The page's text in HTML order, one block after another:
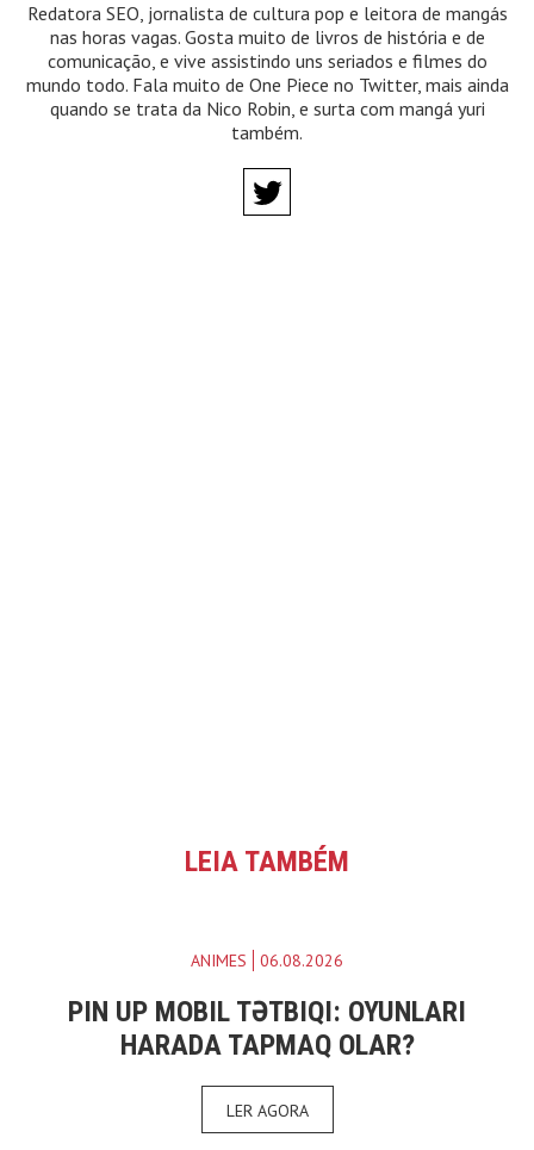
Redatora SEO, jornalista de cultura pop e leitora de mangás
nas horas vagas. Gosta muito de livros de história e de
comunicação, e vive assistindo uns seriados e filmes do
mundo todo. Fala muito de One Piece no Twitter, mais ainda
quando se trata da Nico Robin, e surta com mangá yuri
também.
LEIA TAMBÉM
ANIMES 06.08.2026
PIN UP MOBIL TƏTBIQI: OYUNLARI
HARADA TAPMAQ OLAR?
LER AGORA